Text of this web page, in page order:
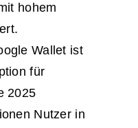
hohem
Wallet ist
für
2025
Nutzer in